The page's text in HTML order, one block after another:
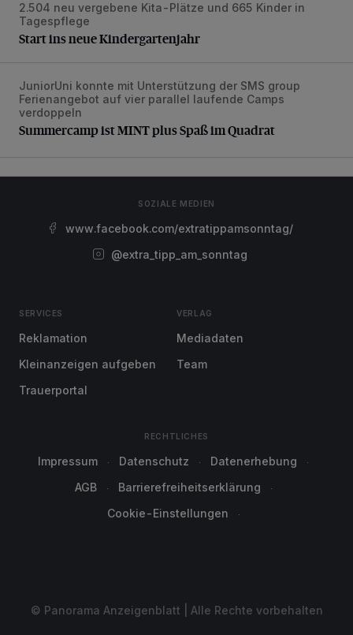
Start ins neue Kindergartenjahr
2.504 neu vergebene Kita-Plätze und 665 Kinder in
Tagespflege
Start ins neue Kindergartenjahr
Summercamp ist MINT plus Spaß im Quadrat
JuniorUni konnte mit Unterstützung der SMS group
Ferienangebot auf vier parallel laufende Camps
verdoppeln
Summercamp ist MINT plus Spaß im Quadrat
SOZIALE MEDIEN
www.facebook.com/extratippamsonntag/
@extra_tipp_am_sonntag
SERVICES
Reklamation
Kleinanzeigen aufgeben
Trauerportal
VERLAG
Mediadaten
Team
RECHTLICHES
Impressum Datenschutz
Datenerhebung
AGB
Barrierefreiheitserklärung
Cookie-Einstellungen
© Panorama Anzeigenblatt | Alle Rechte vorbehalten